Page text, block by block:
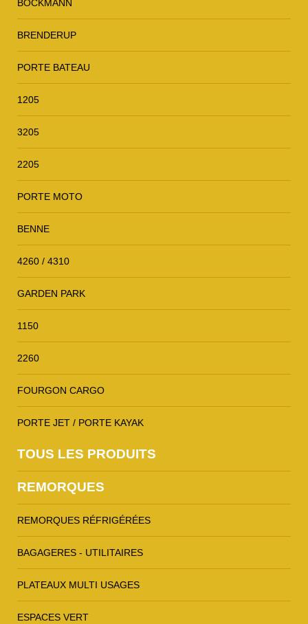
BOCKMANN
BRENDERUP
PORTE BATEAU
1205
3205
2205
PORTE MOTO
BENNE
4260 / 4310
GARDEN PARK
1150
2260
FOURGON CARGO
PORTE JET / PORTE KAYAK
TOUS LES PRODUITS
REMORQUES
REMORQUES RÉFRIGÉRÉES
BAGAGERES - UTILITAIRES
PLATEAUX MULTI USAGES
ESPACES VERT